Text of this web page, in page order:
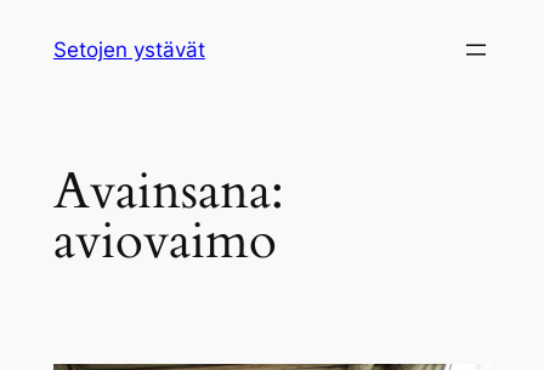
sisältöön
Setojen ystävät
Avainsana:
aviovaimo